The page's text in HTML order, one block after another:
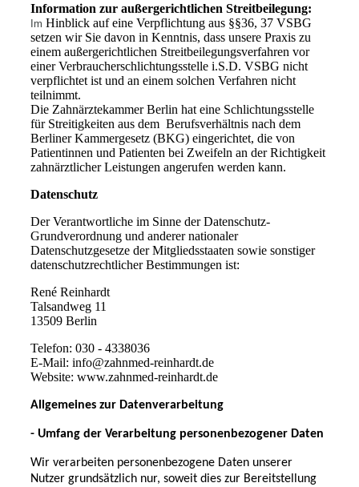
Information zur außergerichtlichen Streitbeilegung:
Im Hinblick auf eine Verpflichtung aus §§36, 37 VSBG
setzen wir Sie davon in Kenntnis, dass unsere Praxis zu
einem außergerichtlichen Streitbeilegungsverfahren vor
einer Verbraucherschlichtungsstelle i.S.D. VSBG nicht
verpflichtet ist und an einem solchen Verfahren nicht
teilnimmt.
Die Zahnärztekammer Berlin hat eine Schlichtungsstelle
für Streitigkeiten aus dem Berufsverhältnis nach dem
Berliner Kammergesetz (BKG) eingerichtet, die von
Patientinnen und Patienten bei Zweifeln an der Richtigkeit
zahnärztlicher Leistungen angerufen werden kann.
Datenschutz
Der Verantwortliche im Sinne der Datenschutz-
Grundverordnung und anderer nationaler
Datenschutzgesetze der Mitgliedsstaaten sowie sonstiger
datenschutzrechtlicher Bestimmungen ist:
René Reinhardt
Talsandweg 11
13509 Berlin
Telefon: 030 - 4338036
E-Mail: info@zahnmed-reinhardt.de
Website: www.zahnmed-reinhardt.de
Allgemeines zur Datenverarbeitung
- Umfang der Verarbeitung personenbezogener Daten
Wir verarbeiten personenbezogene Daten unserer
Nutzer grundsätzlich nur, soweit dies zur Bereitstellung